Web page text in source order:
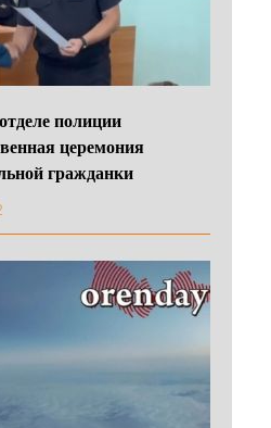
полиции
церемония
гражданки